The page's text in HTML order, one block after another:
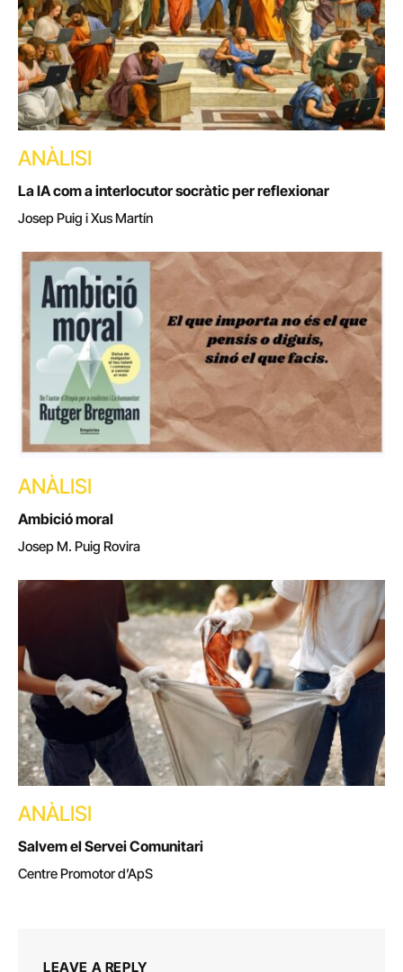
ANÀLISI
La IA com a interlocutor socràtic per reflexionar
Josep Puig i Xus Martín
ANÀLISI
Ambició moral
Josep M. Puig Rovira
ANÀLISI
Salvem el Servei Comunitari
Centre Promotor d’ApS
LEAVE A REPLY